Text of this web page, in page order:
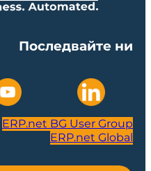
Последвайте ни
ERP.net BG User Group
ERP.net Global